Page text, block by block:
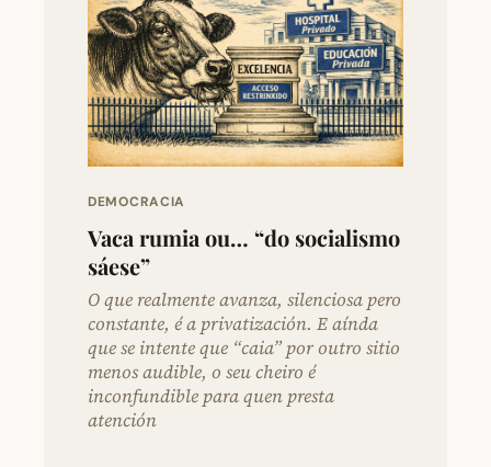
DEMOCRACIA
Vaca rumia ou… “do socialismo
sáese”
O que realmente avanza, silenciosa pero
constante, é a privatización. E aínda
que se intente que “caia” por outro sitio
menos audible, o seu cheiro é
inconfundible para quen presta
atención